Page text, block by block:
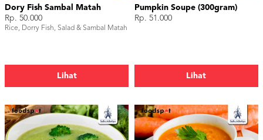
Dory Fish Sambal Matah
Rp. 50.000
Rice, Dorry Fish, Salad & Sambal Matah
Lihat
Pumpkin Soupe (300gram)
Rp. 51.000
Lihat